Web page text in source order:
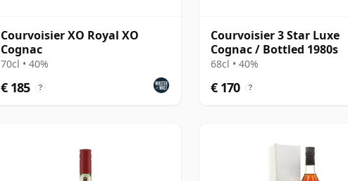
Courvoisier XO Royal XO
Cognac
70cl • 40%
€ 185 ?
Courvoisier 3 Star Luxe
Cognac / Bottled 1980s
68cl • 40%
€ 170 ?